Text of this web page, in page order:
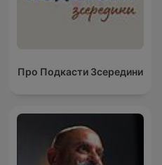
Про Подкасти Зсередини